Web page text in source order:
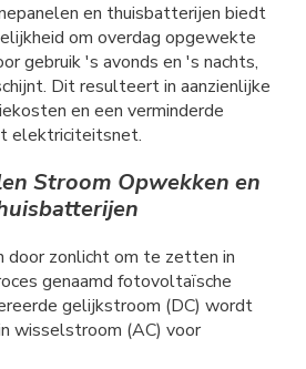
en thuisbatterijen biedt
om overdag opgewekte
gebruik 's avonds en 's nachts,
Dit resulteert in aanzienlijke
en een verminderde
elektriciteitsnet.
Stroom Opwekken en
door zonlicht om te zetten in
genaamd fotovoltaïsche
gelijkstroom (DC) wordt
wisselstroom (AC) voor